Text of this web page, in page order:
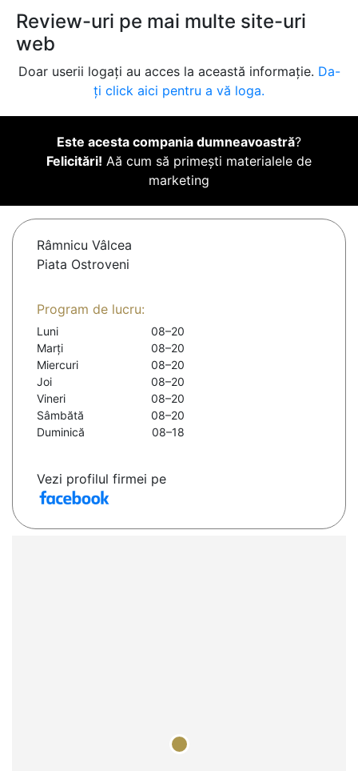
Review-uri pe mai multe site-uri
web
Doar userii logați au acces la această informație. Da-
ți click aici pentru a vă loga.
Este acesta compania dumneavoastră?
Felicitări! Aă cum să primești materialele de
marketing
Râmnicu Vâlcea
Piata Ostroveni
Program de lucru:
Luni
08–20
Marți
08–20
Miercuri
08–20
Joi
08–20
Vineri
08–20
Sâmbătă
08–20
Duminică
08–18
Vezi profilul firmei pe